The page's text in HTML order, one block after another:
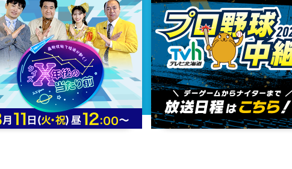
2025年01月17日 放送
第13話
2025年01月14日 放送